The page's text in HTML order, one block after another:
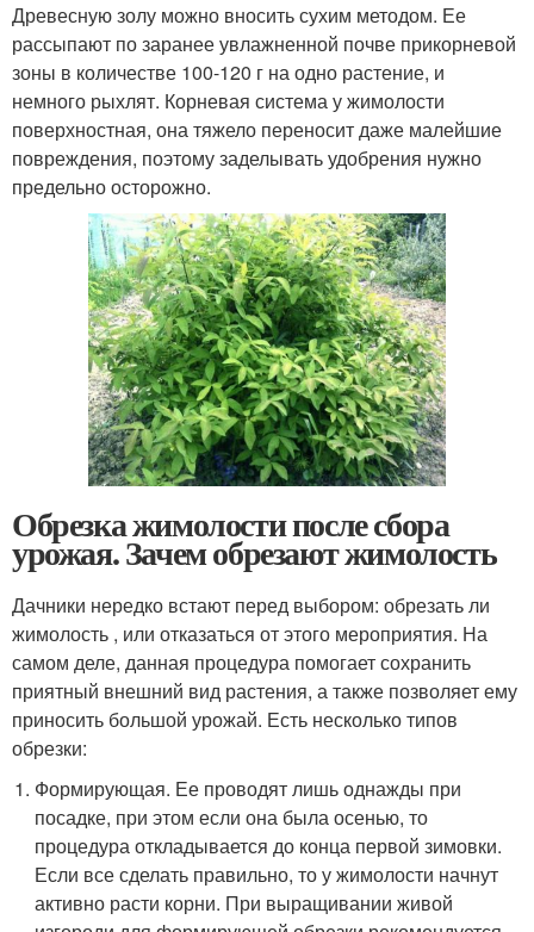
Древесную золу можно вносить сухим методом. Ее
рассыпают по заранее увлажненной почве прикорневой
зоны в количестве 100-120 г на одно растение, и
немного рыхлят. Корневая система у жимолости
поверхностная, она тяжело переносит даже малейшие
повреждения, поэтому заделывать удобрения нужно
предельно осторожно.
Обрезка жимолости после сбора
урожая. Зачем обрезают жимолость
Дачники нередко встают перед выбором: обрезать ли
жимолость , или отказаться от этого мероприятия. На
самом деле, данная процедура помогает сохранить
приятный внешний вид растения, а также позволяет ему
приносить большой урожай. Есть несколько типов
обрезки:
Формирующая. Ее проводят лишь однажды при
посадке, при этом если она была осенью, то
процедура откладывается до конца первой зимовки.
Если все сделать правильно, то у жимолости начнут
активно расти корни. При выращивании живой